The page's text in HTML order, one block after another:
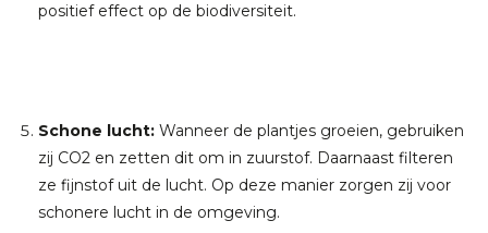
positief effect op de biodiversiteit.
Schone lucht: Wanneer de plantjes groeien, gebruiken
zij CO2 en zetten dit om in zuurstof. Daarnaast filteren
ze fijnstof uit de lucht. Op deze manier zorgen zij voor
schonere lucht in de omgeving.